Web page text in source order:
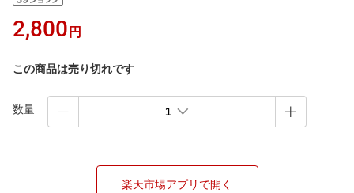
2,800 円
この商品は売り切れです
数量 1
楽天市場アプリで開く